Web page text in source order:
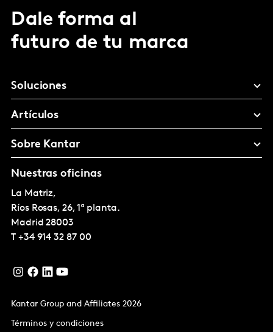
Dale forma al
futuro de tu marca
Soluciones
Artículos
Sobre Kantar
Nuestras oficinas
La Matriz,
Ríos Rosas, 26, 1ª planta.
Madrid 28003
T +34 914 32 87 00
Kantar Group and Affiliates 2026
Términos y condiciones